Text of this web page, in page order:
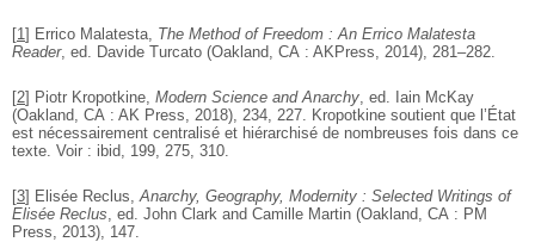
[1] Errico Malatesta, The Method of Freedom : An Errico Malatesta
Reader, ed. Davide Turcato (Oakland, CA : AKPress, 2014), 281–282.
[2] Piotr Kropotkine, Modern Science and Anarchy, ed. Iain McKay
(Oakland, CA : AK Press, 2018), 234, 227. Kropotkine soutient que l’État
est nécessairement centralisé et hiérarchisé de nombreuses fois dans ce
texte. Voir : ibid, 199, 275, 310.
[3] Elisée Reclus,Anarchy, Geography, Modernity : Selected Writings of
Elisée Reclus, ed. John Clark and Camille Martin (Oakland, CA : PM
Press, 2013), 147.